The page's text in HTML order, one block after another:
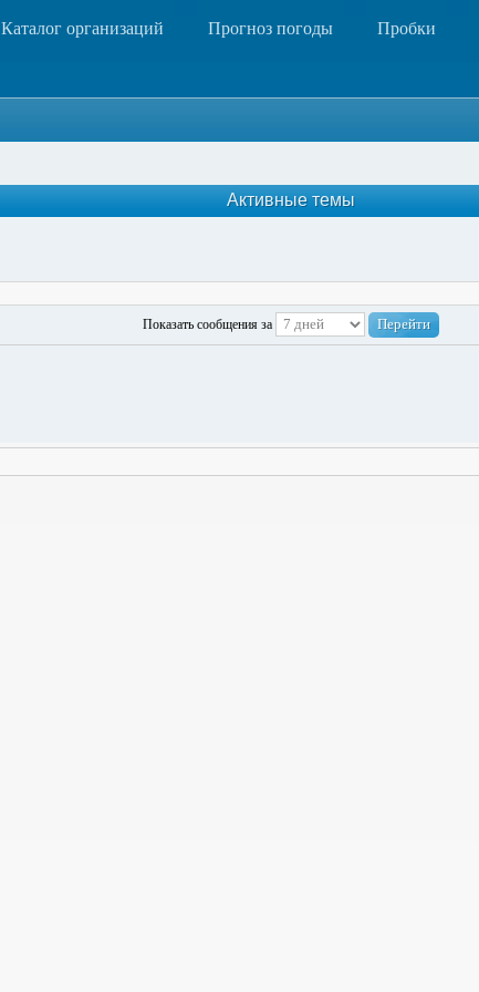
Каталог организаций Прогноз погоды Пробки
Активные темы
Показать сообщения за